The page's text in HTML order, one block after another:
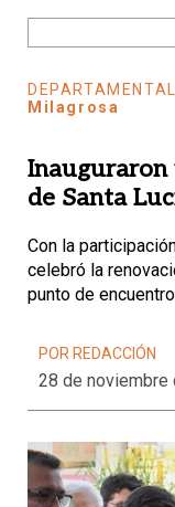
Milagrosa
Inauguraron
de Santa
Con la
celebró la
punto de
POR REDACCIÓN
28 de noviembre